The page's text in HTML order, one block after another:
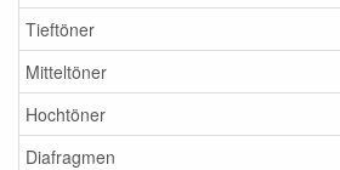
Tieftöner
Mitteltöner
Hochtöner
Diafragmen